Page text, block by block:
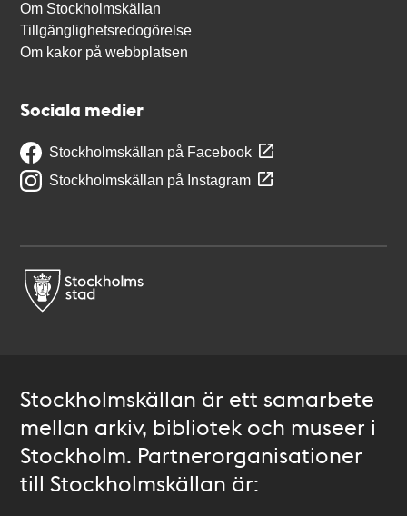
Om Stockholmskällan
Tillgänglighetsredogörelse
Om kakor på webbplatsen
Sociala medier
Stockholmskällan på Facebook
Stockholmskällan på Instagram
Stockholmskällan är ett samarbete
mellan arkiv, bibliotek och museer i
Stockholm. Partnerorganisationer
till Stockholmskällan är: